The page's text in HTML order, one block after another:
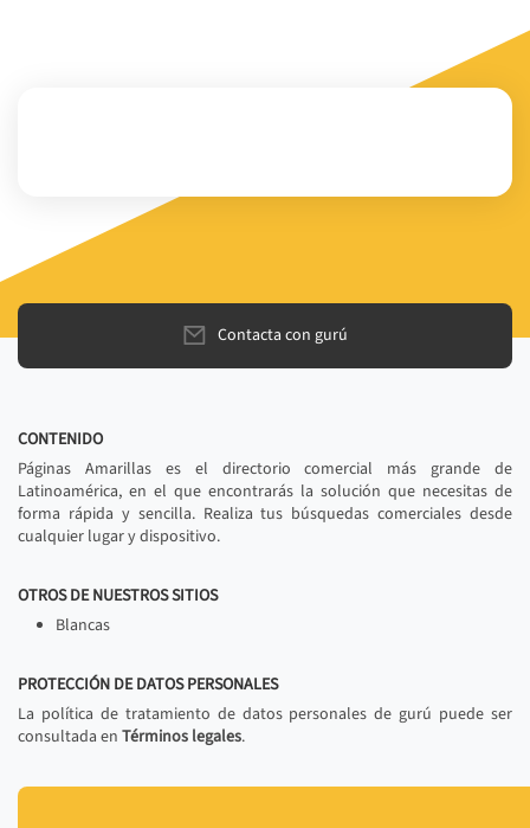
Contacta con gurú
CONTENIDO
Páginas Amarillas es el directorio comercial más grande de
Latinoamérica, en el que encontrarás la solución que necesitas de
forma rápida y sencilla. Realiza tus búsquedas comerciales desde
cualquier lugar y dispositivo.
OTROS DE NUESTROS SITIOS
Blancas
PROTECCIÓN DE DATOS PERSONALES
La política de tratamiento de datos personales de gurú puede ser
consultada en Términos legales.